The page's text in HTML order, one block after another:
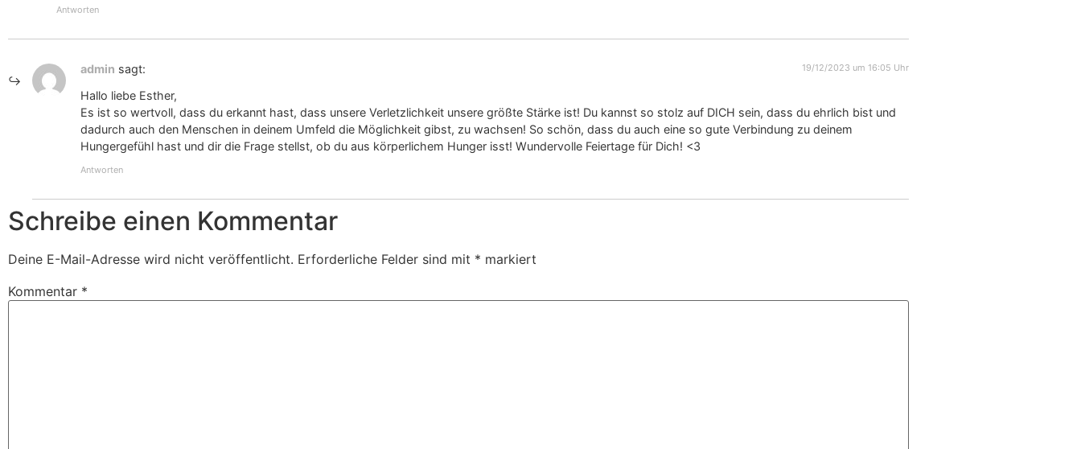
Antworten
admin sagt: 19/12/2023 um 16:05 Uhr
Hallo liebe Esther,
Es ist so wertvoll, dass du erkannt hast, dass unsere Verletzlichkeit unsere größte Stärke ist! Du kannst so stolz auf DICH sein, dass du ehrlich bist und
dadurch auch den Menschen in deinem Umfeld die Möglichkeit gibst, zu wachsen! So schön, dass du auch eine so gute Verbindung zu deinem
Hungergefühl hast und dir die Frage stellst, ob du aus körperlichem Hunger isst! Wundervolle Feiertage für Dich! <3
Antworten
Schreibe einen Kommentar
Deine E-Mail-Adresse wird nicht veröffentlicht. Erforderliche Felder sind mit * markiert
Kommentar *